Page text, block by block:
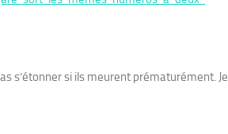
s’étonner si ils meurent prématurément. Je